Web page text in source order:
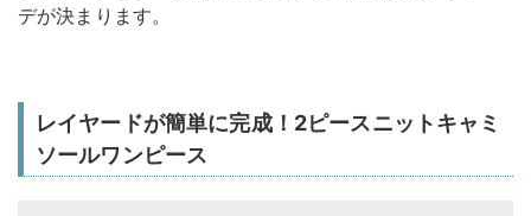
デが決まります。
レイヤードが簡単に完成！2ピースニットキャミ
ソールワンピース